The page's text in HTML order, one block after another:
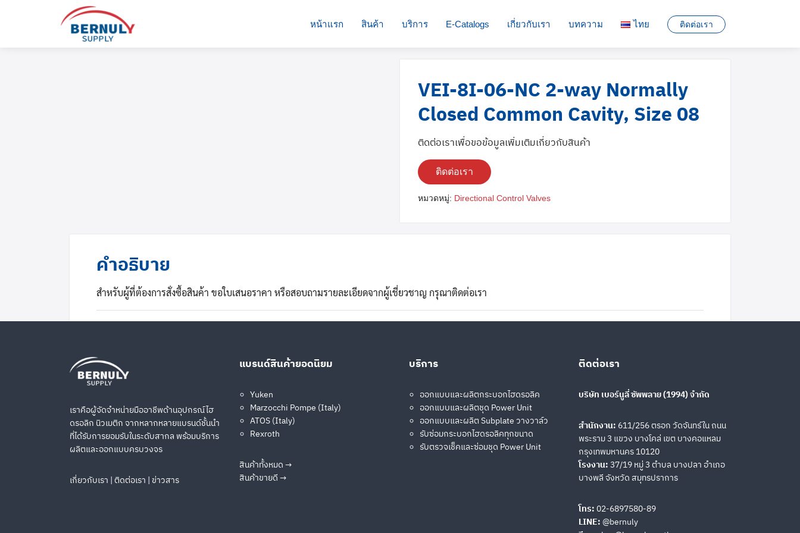
หน้าแรก สินค้า บริการ E-Catalogs เกี่ยวกับเรา บทความ ไทย
ไทย
ติดต่อเรา
Search
for:
VEI-8I-06-NC 2-way Normally
Closed Common Cavity, Size 08
ติดต่อเราเพื่อขอข้อมูลเพิ่มเติมเกี่ยวกับสินค้า
ติดต่อเรา
หมวดหมู่: Directional Control Valves
คำอธิบาย
สำหรับผู้ที่ต้องการสั่งซื้อสินค้า ขอใบเสนอราคา หรือสอบถามรายละเอียดจากผู้เชี่ยวชาญ กรุณาติดต่อเรา
Brand
เราคือผู้จัดจำหน่ายมืออาชีพด้านอุปกรณ์ไฮ
ดรอลิก นิวเมติก จากหลากหลายแบรนด์ชั้นนำ
ที่ได้รับการยอมรับในระดับสากล พร้อมบริการ
ผลิตและออกแบบครบวงจร
เกี่ยวกับเรา | ติดต่อเรา | ข่าวสาร
แบรนด์สินค้ายอดนิยม
Yuken
Marzocchi Pompe (Italy)
ATOS (Italy)
Rexroth
สินค้าทั้งหมด →
สินค้าขายดี →
บริการ
ออกแบบและผลิตกระบอกไฮดรอลิค
ออกแบบและผลิตชุด Power Unit
ออกแบบและผลิต Subplate วางวาล์ว
รับซ่อมกระบอกไฮดรอลิคทุกขนาด
รับตรวจเช็คและซ่อมชุด Power Unit
ติดต่อเรา
บริษัท เบอร์นูลี่ ซัพพลาย (1994) จำกัด
สำนักงาน: 611/256 ตรอก วัดจันทร์ใน ถนน
พระราม 3 แขวง บางโคล่ เขต บางคอแหลม
กรุงเทพมหานคร 10120
โรงงาน: 37/19 หมู่ 3 ตำบล บางปลา อำเภอ
บางพลี จังหวัด สมุทรปราการ
โทร: 02-6897580-89
LINE: @bernuly